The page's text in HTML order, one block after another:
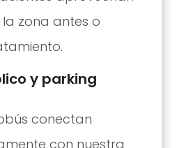
zona antes o
y parking
conectan
con nuestra